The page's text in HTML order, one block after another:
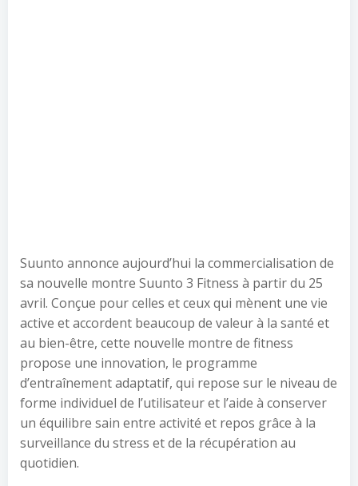
Suunto annonce aujourd’hui la commercialisation de
sa nouvelle montre Suunto 3 Fitness à partir du 25
avril. Conçue pour celles et ceux qui mènent une vie
active et accordent beaucoup de valeur à la santé et
au bien-être, cette nouvelle montre de fitness
propose une innovation, le programme
d’entraînement adaptatif, qui repose sur le niveau de
forme individuel de l’utilisateur et l’aide à conserver
un équilibre sain entre activité et repos grâce à la
surveillance du stress et de la récupération au
quotidien.